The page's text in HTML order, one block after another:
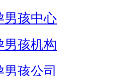
男孩中心
男孩机构
孩公司